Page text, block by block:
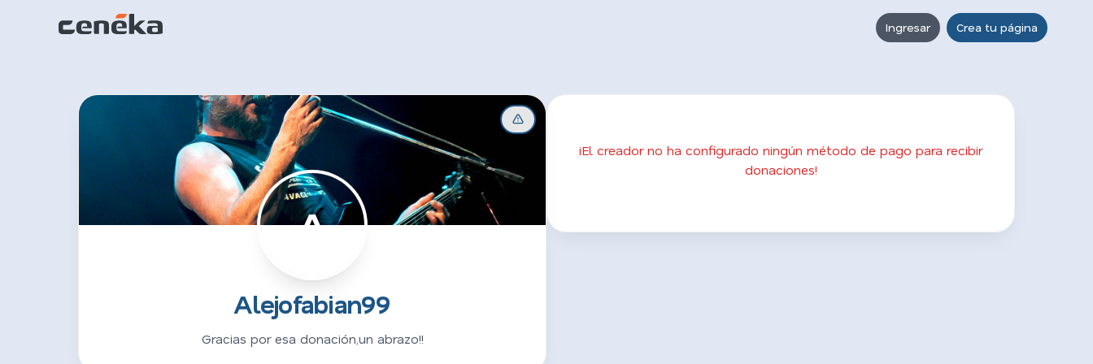
Ingresar Crea tu página
A
Alejofabian99
Gracias por esa donación,un abrazo!!
¡El creador no ha configurado ningún método de pago para recibir
donaciones!